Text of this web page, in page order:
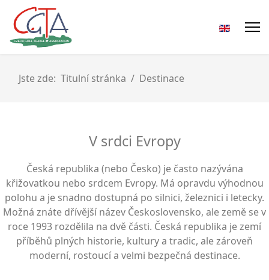
Jste zde: Titulní stránka Destinace
V srdci Evropy
Česká republika (nebo Česko) je často nazývána
křižovatkou nebo srdcem Evropy. Má opravdu výhodnou
polohu a je snadno dostupná po silnici, železnici i letecky.
Možná znáte dřívější název Československo, ale země se v
roce 1993 rozdělila na dvě části. Česká republika je zemí
příběhů plných historie, kultury a tradic, ale zároveň
moderní, rostoucí a velmi bezpečná destinace.